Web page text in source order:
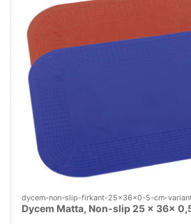
dycem-non-slip-firkant-25x36x0-5-cm-
Dycem Matta, Non-slip 25 x 36x